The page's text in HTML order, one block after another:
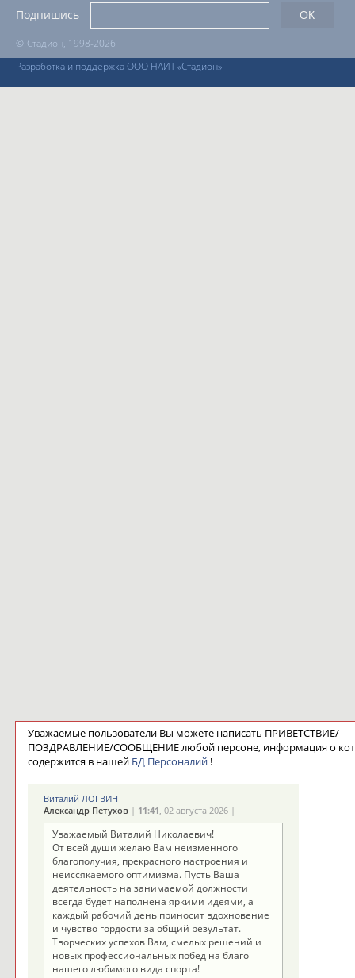
© Стадион, 1998-2026
Разработка и поддержка ООО НАИТ «Стадион»
Подпишись
Уважаемые пользователи Вы можете написать ПРИВЕТСТВИЕ/
ПОЗДРАВЛЕНИЕ/СООБЩЕНИЕ любой персоне, информация о
содержится в нашей БД Персоналий!
Виталий ЛОГВИН
Александр Петухов| 11:41, 02 августа 2026 |
Уважаемый Виталий Николаевич!
От всей души желаю Вам неизменного
благополучия, прекрасного настроения и
неиссякаемого оптимизма. Пусть Ваша
деятельность на занимаемой должности
всегда будет наполнена яркими идеями, а
каждый рабочий день приносит вдохновение
и чувство гордости за общий результат.
Творческих успехов Вам, смелых решений и
новых профессиональных побед на благо
нашего любимого вида спорта!